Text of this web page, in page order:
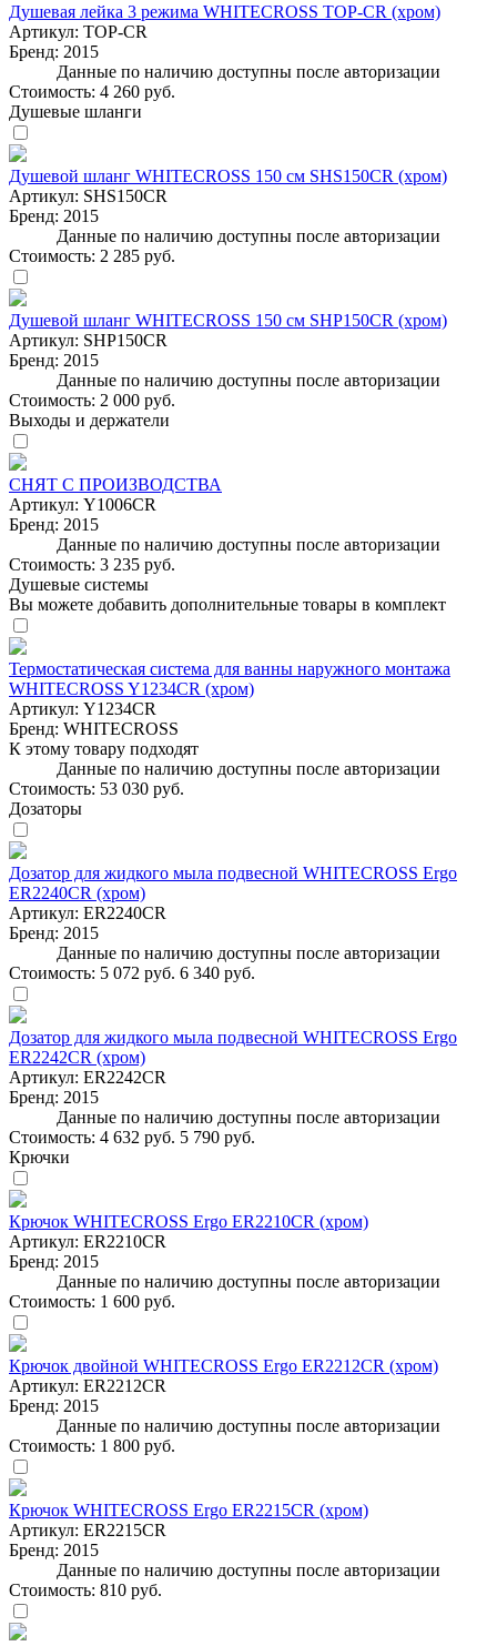
Душевая лейка 3 режима WHITECROSS TOP-CR (хром)
Артикул: TOP-CR
Бренд: 2015
Данные по наличию доступны после авторизации
Стоимость: 4 260 руб.
Душевые шланги
Душевой шланг WHITECROSS 150 см SHS150CR (хром)
Артикул: SHS150CR
Бренд: 2015
Данные по наличию доступны после авторизации
Стоимость: 2 285 руб.
Душевой шланг WHITECROSS 150 см SHP150CR (хром)
Артикул: SHP150CR
Бренд: 2015
Данные по наличию доступны после авторизации
Стоимость: 2 000 руб.
Выходы и держатели
СНЯТ С ПРОИЗВОДСТВА
Артикул: Y1006CR
Бренд: 2015
Данные по наличию доступны после авторизации
Стоимость: 3 235 руб.
Душевые системы
Вы можете добавить дополнительные товары в комплект
Термостатическая система для ванны наружного монтажа
WHITECROSS Y1234CR (хром)
Артикул: Y1234CR
Бренд: WHITECROSS
К этому товару подходят
Данные по наличию доступны после авторизации
Стоимость: 53 030 руб.
Дозаторы
Дозатор для жидкого мыла подвесной WHITECROSS Ergo
ER2240CR (хром)
Артикул: ER2240CR
Бренд: 2015
Данные по наличию доступны после авторизации
Стоимость: 5 072 руб. 6 340 руб.
Дозатор для жидкого мыла подвесной WHITECROSS Ergo
ER2242CR (хром)
Артикул: ER2242CR
Бренд: 2015
Данные по наличию доступны после авторизации
Стоимость: 4 632 руб. 5 790 руб.
Крючки
Крючок WHITECROSS Ergo ER2210CR (хром)
Артикул: ER2210CR
Бренд: 2015
Данные по наличию доступны после авторизации
Стоимость: 1 600 руб.
Крючок двойной WHITECROSS Ergo ER2212CR (хром)
Артикул: ER2212CR
Бренд: 2015
Данные по наличию доступны после авторизации
Стоимость: 1 800 руб.
Крючок WHITECROSS Ergo ER2215CR (хром)
Артикул: ER2215CR
Бренд: 2015
Данные по наличию доступны после авторизации
Стоимость: 810 руб.